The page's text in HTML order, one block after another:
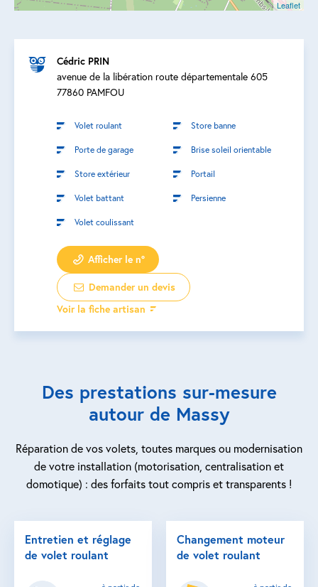
Leaflet
Cédric PRIN
avenue de la libération route départementale 605
77860 PAMFOU
Volet roulant Store banne
Porte de garage Brise soleil orientable
Store extérieur Portail
Volet battant Persienne
Volet coulissant
Afficher le n°
Demander un devis
Voir la fiche artisan
Des prestations sur-mesure
autour de Massy
Réparation de vos volets, toutes marques ou modernisation
de votre installation (motorisation, centralisation et
domotique) : des forfaits tout compris et transparents !
Entretien et réglage
de volet roulant
Changement moteur
de volet roulant